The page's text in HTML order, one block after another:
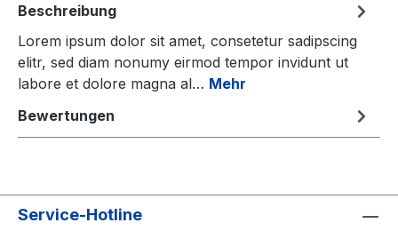
Beschreibung
Lorem ipsum dolor sit amet, consetetur sadipscing
elitr, sed diam nonumy eirmod tempor invidunt ut
labore et dolore magna al… Mehr
Bewertungen
Service-Hotline